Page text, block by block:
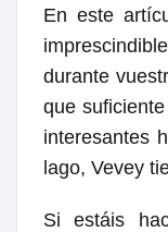
En este
durante
que
interesantes
lago, Vevey
Si estáis